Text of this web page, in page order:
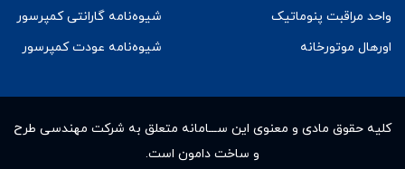
واحد مراقبت پنوماتیک
اورهال موتورخانه
شیوه‌نامه گارانتی کمپرسور
شیوه‌نامه عودت کمپرسور
کلیه حقوق مادى و معنوى این ســـامانه متعلق به شرکت مهندسی طرح
و ساخت دامون است.